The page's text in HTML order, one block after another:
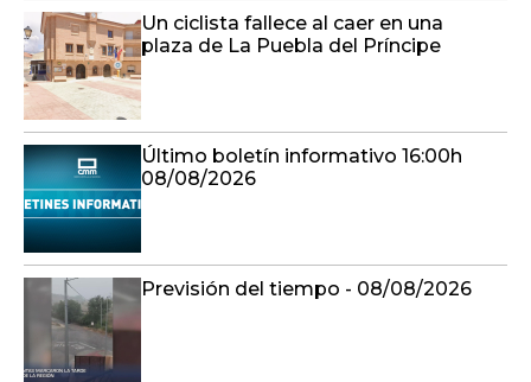
Un ciclista fallece al caer en una
plaza de La Puebla del Príncipe
Último boletín informativo 16:00h
08/08/2026
Previsión del tiempo - 08/08/2026